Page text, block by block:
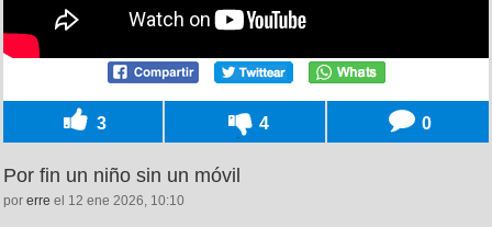
3 4 0
Por fin un niño sin un móvil
por erre el 12 ene 2026, 10:10